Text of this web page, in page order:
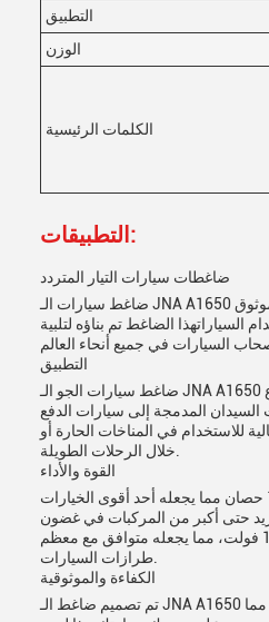
التطبيق
الوزن
الكلمات الرئيسية
التطبيقات:
ضاغطات سيارات التيار المتردد
ضاغط سيارات الـ JNA A1650 هو منتج عالي الجودة وفعال وموثوق
الضاغط تم بناؤه لتلبية
التطبيق
ضاغط سيارات الجو الـ JNA A1650 مثالي للاستخدام في أي نوع
المدمجة إلى سيارات الدفع
للاستخدام في المناخات الحارة أو
القوة والأداء
هذا الضاغط يفتخر بقوة 1.6 حصان مما يجعله أحد أقوى الخيارات
حتى أكبر من المركبات في غضون
دقائقيعمل أيضاً بجهد قياسي 12 فولت، مما يجعله متوافق مع معظم
الكفاءة والموثوقية
تم تصميم ضاغط الـ JNA A1650 للسيارات لتكون عالية الكفاءة، مما